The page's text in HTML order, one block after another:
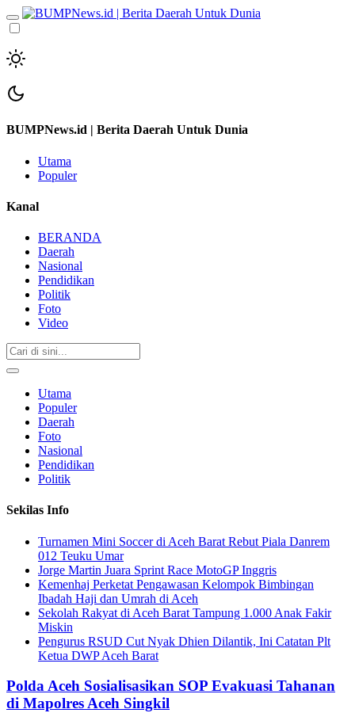
BUMPNews.id | Berita Daerah Untuk Dunia
Utama
Populer
Kanal
BERANDA
Daerah
Nasional
Pendidikan
Politik
Foto
Video
Utama
Populer
Daerah
Foto
Nasional
Pendidikan
Politik
Sekilas Info
Turnamen Mini Soccer di Aceh Barat Rebut Piala Danrem
012 Teuku Umar
Jorge Martin Juara Sprint Race MotoGP Inggris
Kemenhaj Perketat Pengawasan Kelompok Bimbingan
Ibadah Haji dan Umrah di Aceh
Sekolah Rakyat di Aceh Barat Tampung 1.000 Anak Fakir
Miskin
Pengurus RSUD Cut Nyak Dhien Dilantik, Ini Catatan Plt
Ketua DWP Aceh Barat
Polda Aceh Sosialisasikan SOP Evakuasi Tahanan
di Mapolres Aceh Singkil